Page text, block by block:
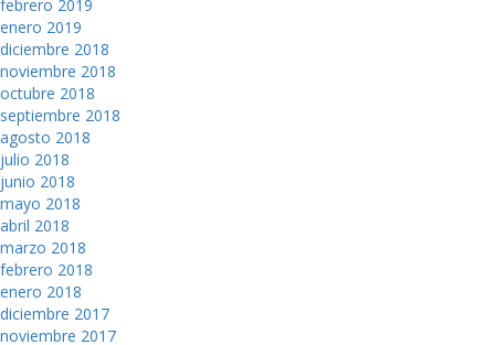
febrero 2019
enero 2019
diciembre 2018
noviembre 2018
octubre 2018
septiembre 2018
agosto 2018
julio 2018
junio 2018
mayo 2018
abril 2018
marzo 2018
febrero 2018
enero 2018
diciembre 2017
noviembre 2017